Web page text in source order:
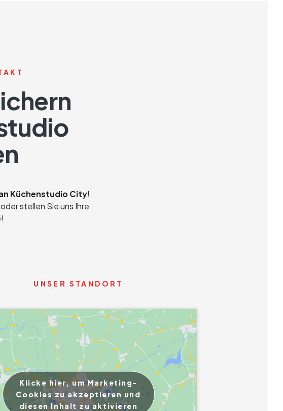
Küchenstudio City!
oder stellen Sie uns Ihre
UNSER STANDORT
Klicke hier, um Marketing-
Cookies zu akzeptieren und
diesen Inhalt zu aktivieren